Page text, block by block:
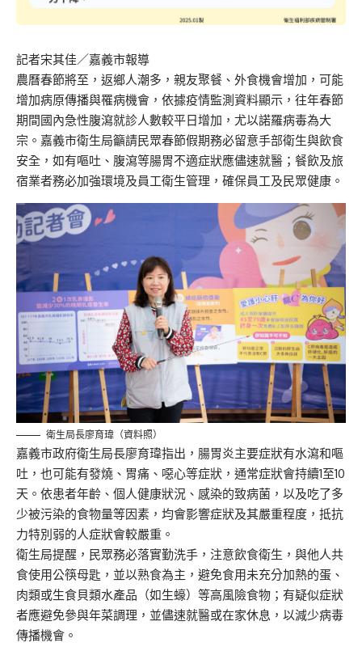
記者宋其佳／嘉義市報導
農曆春節將至，返鄉人潮多，親友聚餐、外食機會增加，可能
增加病原傳播與罹病機會，依據疫情監測資料顯示，往年春節
期間國內急性腹瀉就診人數較平日增加，尤以諾羅病毒為大
宗。嘉義市衛生局籲請民眾春節假期務必留意手部衛生與飲食
安全，如有嘔吐、腹瀉等腸胃不適症狀應儘速就醫；餐飲及旅
宿業者務必加強環境及員工衛生管理，確保員工及民眾健康。
衛生局長廖育瑋（資料照）
嘉義市政府衛生局長廖育瑋指出，腸胃炎主要症狀有水瀉和嘔
吐，也可能有發燒、胃痛、噁心等症狀，通常症狀會持續1至10
天。依患者年齡、個人健康狀況、感染的致病菌，以及吃了多
少被污染的食物量等因素，均會影響症狀及其嚴重程度，抵抗
力特別弱的人症狀會較嚴重。
衛生局提醒，民眾務必落實勤洗手，注意飲食衛生，與他人共
食使用公筷母匙，並以熟食為主，避免食用未充分加熱的蛋、
肉類或生食貝類水產品（如生蠔）等高風險食物；有疑似症狀
者應避免參與年菜調理，並儘速就醫或在家休息，以減少病毒
傳播機會。